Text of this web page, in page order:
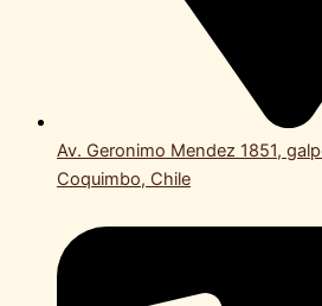
Av. Geronimo Mendez 1851,
Coquimbo, Chile